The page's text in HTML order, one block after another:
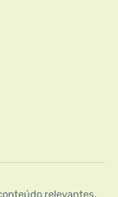
relevantes.